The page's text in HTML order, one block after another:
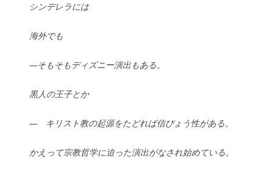
シンデレラには
海外でも
—そもそもディズニー演出もある。
黒人の王子とか
— キリスト教の起源をたどれば信ぴょう性がある。
かえって宗教哲学に迫った演出がなされ始めている。